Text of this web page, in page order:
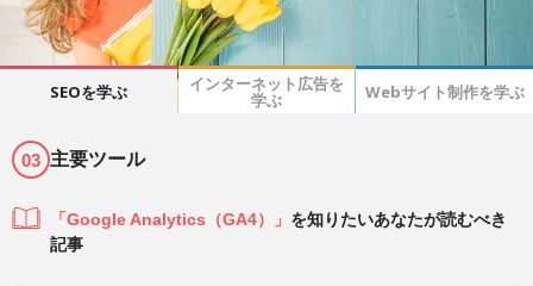
SEOを学ぶ インターネット広告を
学ぶ Webサイト制作を学ぶ
03 主要ツール
「Google Analytics（GA4）」 を知りたいあなたが読むべき
記事